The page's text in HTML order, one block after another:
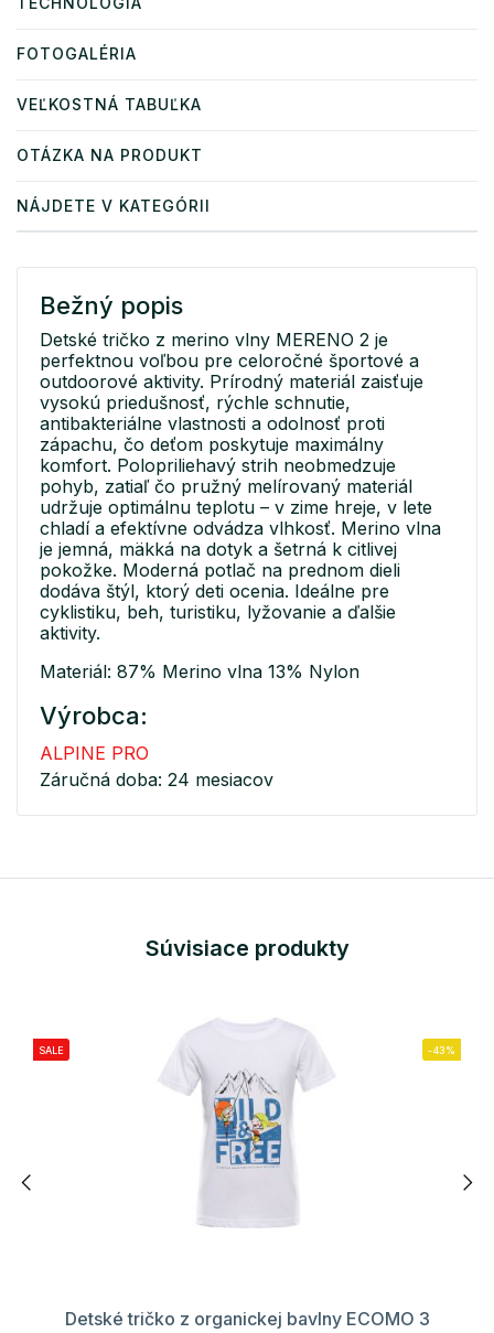
FOTOGALÉRIA
VEĽKOSTNÁ TABUĽKA
OTÁZKA NA PRODUKT
NÁJDETE V KATEGÓRII
Bežný popis
Detské tričko z merino vlny MERENO 2 je
perfektnou voľbou pre celoročné športové a
outdoorové aktivity. Prírodný materiál zaisťuje
vysokú priedušnosť, rýchle schnutie,
antibakteriálne vlastnosti a odolnosť proti
zápachu, čo deťom poskytuje maximálny
komfort. Polopriliehavý strih neobmedzuje
pohyb, zatiaľ čo pružný melírovaný materiál
udržuje optimálnu teplotu – v zime hreje, v lete
chladí a efektívne odvádza vlhkosť. Merino vlna
je jemná, mäkká na dotyk a šetrná k citlivej
pokožke. Moderná potlač na prednom dieli
dodáva štýl, ktorý deti ocenia. Ideálne pre
cyklistiku, beh, turistiku, lyžovanie a ďalšie
aktivity.
Materiál: 87% Merino vlna 13% Nylon
Výrobca:
ALPINE PRO
Záručná doba: 24 mesiacov
Súvisiace produkty
SALE -43%
Detské tričko z organickej bavlny ECOMO 3